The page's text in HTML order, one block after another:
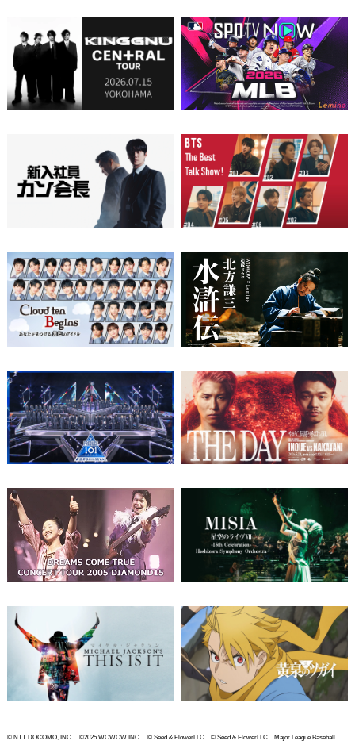
© NTT DOCOMO, INC. ©2025 WOWOW INC. © Seed & FlowerLLC © Seed & FlowerLLC Major League Baseball